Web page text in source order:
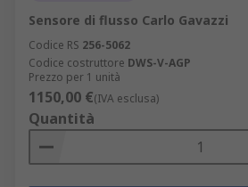
Sensore di flusso Carlo Gavazzi
Codice RS 256-5062
Codice costruttore DWS-V-AGP
Prezzo per 1 unità
1150,00 €(IVA esclusa)
Quantità